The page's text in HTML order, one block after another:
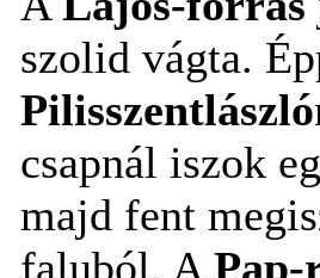
szolid vágta.
Pilisszentlászló
csapnál iszok
majd fent
faluból. A Pap-